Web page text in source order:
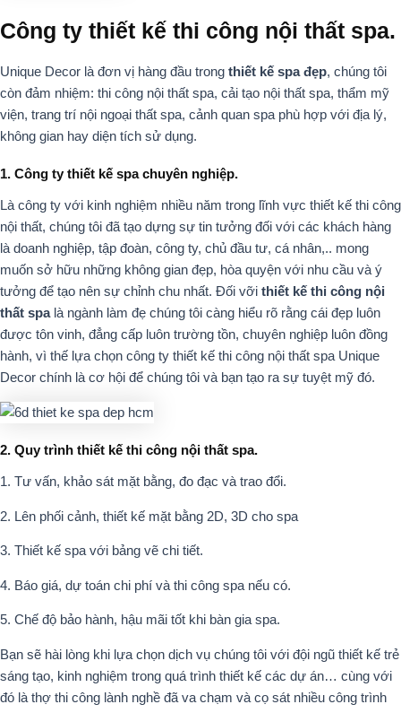
Công ty thiết kế thi công nội thất spa.
Unique Decor là đơn vị hàng đầu trong thiết kế spa đẹp, chúng tôi
còn đảm nhiệm: thi công nội thất spa, cải tạo nội thất spa, thẩm mỹ
viện, trang trí nội ngoại thất spa, cảnh quan spa phù hợp với địa lý,
không gian hay diện tích sử dụng.
1. Công ty thiết kế spa chuyên nghiệp.
Là công ty với kinh nghiệm nhiều năm trong lĩnh vực thiết kế thi công
nội thất, chúng tôi đã tạo dựng sự tin tưởng đối với các khách hàng
là doanh nghiệp, tập đoàn, công ty, chủ đầu tư, cá nhân,.. mong
muốn sở hữu những không gian đẹp, hòa quyện với nhu cầu và ý
tưởng để tạo nên sự chỉnh chu nhất. Đối vỡi thiết kế thi công nội
thất spalà ngành làm đẹ chúng tôi càng hiểu rõ rằng cái đẹp luôn
được tôn vinh, đẳng cấp luôn trường tồn, chuyên nghiệp luôn đồng
hành, vì thế lựa chọn công ty thiết kế thi công nội thất spa Unique
Decor chính là cơ hội để chúng tôi và bạn tạo ra sự tuyệt mỹ đó.
2. Quy trình thiết kế thi công nội thất spa.
1. Tư vấn, khảo sát mặt bằng, đo đạc và trao đổi.
2. Lên phối cảnh, thiết kế mặt bằng 2D, 3D cho spa
3. Thiết kế spa với bảng vẽ chi tiết.
4. Báo giá, dự toán chi phí và thi công spa nếu có.
5. Chế độ bảo hành, hậu mãi tốt khi bàn gia spa.
Bạn sẽ hài lòng khi lựa chọn dịch vụ chúng tôi với đội ngũ thiết kế trẻ
sáng tạo, kinh nghiệm trong quá trình thiết kế các dự án… cùng với
đó là thợ thi công lành nghề đã va chạm và cọ sát nhiều công trình